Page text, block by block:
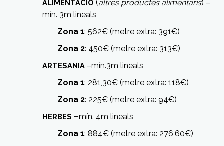
ALIMENTACIÓ (altres productes alimentaris) –
mín. 3m lineals
Zona 1: 562€ (metre extra: 391€)
Zona 2: 450€ (metre extra: 313€)
ARTESANIA –mín.3m lineals
Zona 1: 281,30€ (metre extra: 118€)
Zona 2: 225€ (metre extra: 94€)
HERBES –mín. 4m lineals
Zona 1: 884€ (metre extra: 276,60€)